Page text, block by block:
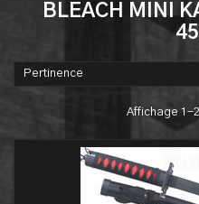
BLEACH MINI
Pertinence
Affichage 1-